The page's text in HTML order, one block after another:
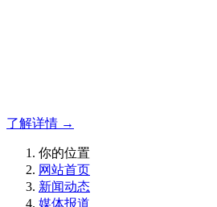
了解详情 →
你的位置
网站首页
新闻动态
媒体报道